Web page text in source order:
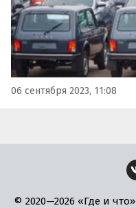
06 сентября 2023, 11:08
© 2020—2026 «Где и что»